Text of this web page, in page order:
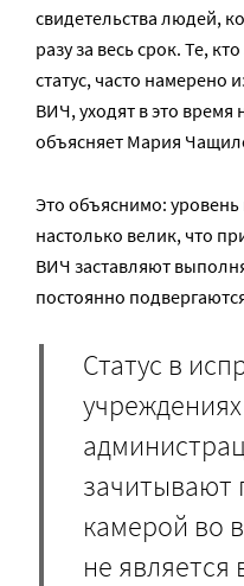
свидетельства людей,
разу за весь срок. Те,
статус, часто намерено
ВИЧ, уходят в это время
объясняет Мария
Это объяснимо:
настолько велик, что
ВИЧ заставляют
постоянно
Статус в
зачитывают
камерой во
не является